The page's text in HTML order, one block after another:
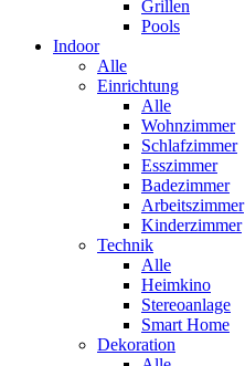
Grillen
Pools
Indoor
Alle
Einrichtung
Alle
Wohnzimmer
Schlafzimmer
Esszimmer
Badezimmer
Arbeitszimmer
Kinderzimmer
Technik
Alle
Heimkino
Stereoanlage
Smart Home
Dekoration